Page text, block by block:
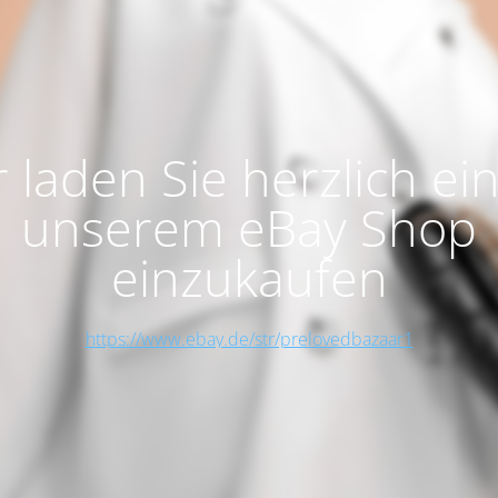
laden Sie herzlich
unserem eBay Shop
einzukaufen
https://www.ebay.de/str/prelovedbazaar1